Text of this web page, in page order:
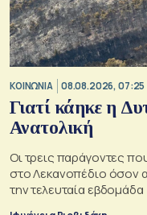
ΚΟΙΝΩΝΙΑ 08.08.2026, 07:25
Γιατί κάηκε η
Ανατολική
Oι τρεις παράγοντες
στο Λεκανοπέδιο όσον
την τελευταία εβδομάδα